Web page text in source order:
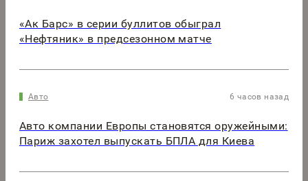
«Ак Барс» в серии буллитов обыграл
«Нефтяник» в предсезонном матче
Авто 6 часов назад
Авто компании Европы становятся оружейными:
Париж захотел выпускать БПЛА для Киева